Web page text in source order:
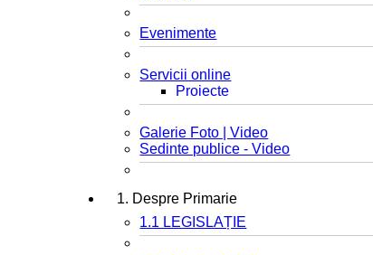
Evenimente
Servicii online
Proiecte
Galerie Foto | Video
Sedinte publice - Video
1. Despre Primarie
1.1 LEGISLAȚIE